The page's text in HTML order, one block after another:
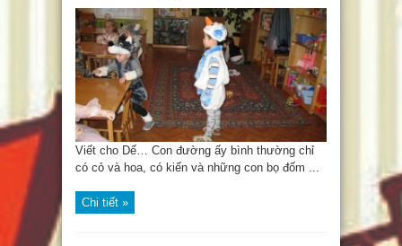
Viết cho Dế… Con đường ấy bình thường chỉ
có cỏ và hoa, có kiến và những con bọ đốm ...
Chi tiết »